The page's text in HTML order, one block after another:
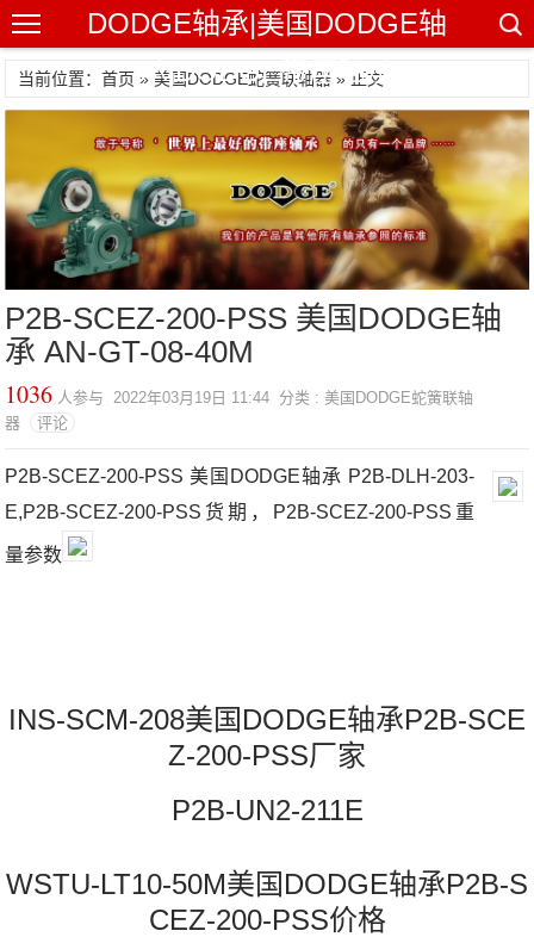
DODGE轴承|美国DODGE轴
承|DODGE带座轴承
当前位置：首页 » 美国DODGE蛇簧联轴器 » 正文
P2B-SCEZ-200-PSS 美国DODGE轴
承 AN-GT-08-40M
1036 人参与 2022年03月19日 11:44 分类 : 美国DODGE蛇簧联轴
器
评论
P2B-SCEZ-200-PSS 美国DODGE轴承 P2B-DLH-203-
E,P2B-SCEZ-200-PSS货期，P2B-SCEZ-200-PSS重
量参数
INS-SCM-208美国DODGE轴承P2B-SCE
Z-200-PSS厂家
P2B-UN2-211E
WSTU-LT10-50M美国DODGE轴承P2B-S
CEZ-200-PSS价格